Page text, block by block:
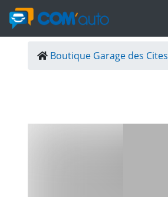
Boutique Garage des Cites